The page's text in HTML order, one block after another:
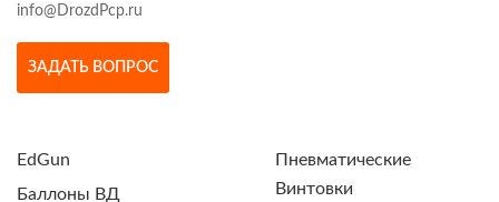
info@DrozdPcp.ru
ЗАДАТЬ ВОПРОС
EdGun
Баллоны ВД
Пневматические
Винтовки